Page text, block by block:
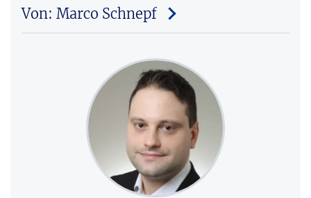
Von: Marco Schnepf